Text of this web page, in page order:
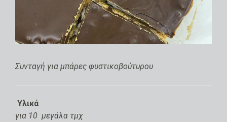
Συνταγή για μπάρες φυστικοβούτυρου
Υλικά
για 10 μεγάλα τμχ